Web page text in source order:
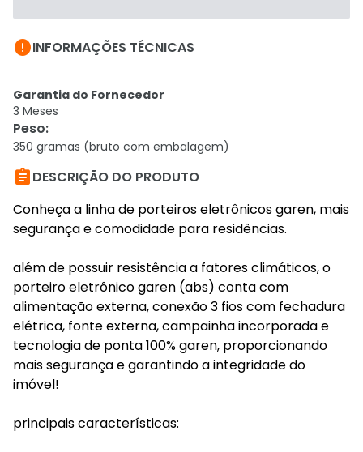
INFORMAÇÕES TÉCNICAS
Garantia do Fornecedor
3 Meses
Peso:
350 gramas (bruto com embalagem)
DESCRIÇÃO DO PRODUTO
Conheça a linha de porteiros eletrônicos garen, mais
segurança e comodidade para residências.
além de possuir resistência a fatores climáticos, o
porteiro eletrônico garen (abs) conta com
alimentação externa, conexão 3 fios com fechadura
elétrica, fonte externa, campainha incorporada e
tecnologia de ponta 100% garen, proporcionando
mais segurança e garantindo a integridade do
imóvel!
principais características: